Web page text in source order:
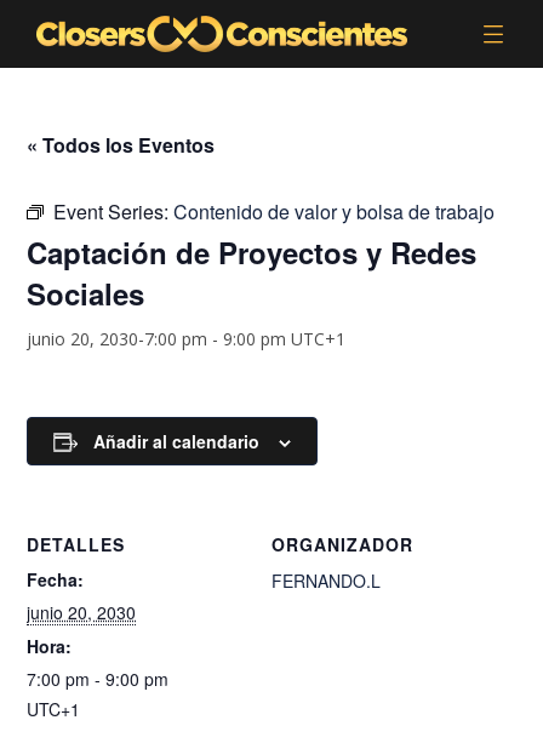
« Todos los Eventos
Event Series:Contenido de valor y bolsa de trabajo
Captación de Proyectos y Redes
Sociales
junio 20, 2030-7:00 pm -9:00 pm UTC+1
Añadir al calendario
DETALLES
Fecha:
junio 20, 2030
Hora:
7:00 pm - 9:00 pm
UTC+1
ORGANIZADOR
FERNANDO.L